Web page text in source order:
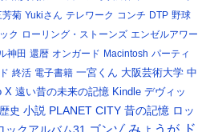
芳菊 Yukiさん テレワーク コンチ DTP 野球
ク ローリング・ストーンズ エンゼルアワー
神田 還暦 オンガード Macintosh パーティ
終活 電子書籍 一宮くん 大阪芸術大学 中
X 遠い昔の未来の記憶 Kindle デヴィッ
史 小説 PLANET CITY 昔の記憶 ロッ